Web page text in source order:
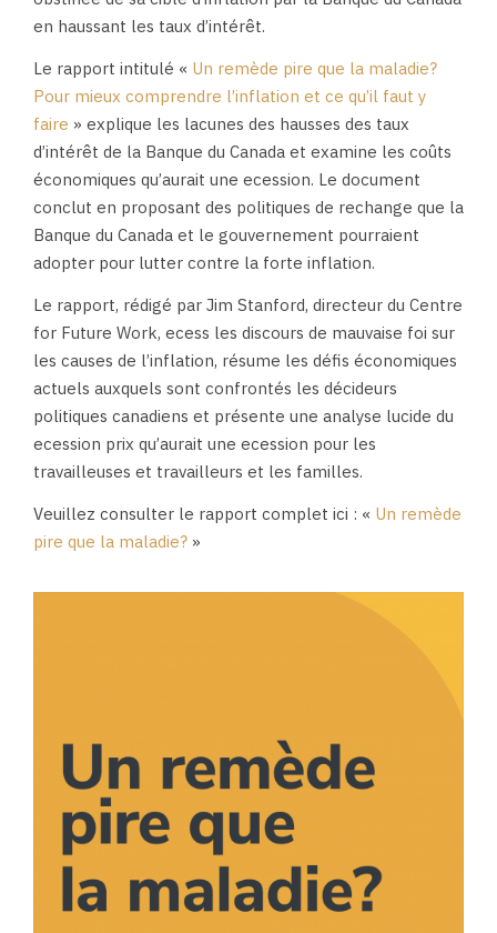
en haussant les taux d’intérêt.
Le rapport intitulé « Un remède pire que la maladie?
Pour mieux comprendre l’inflation et ce qu’il faut y
faire » explique les lacunes des hausses des taux
d’intérêt de la Banque du Canada et examine les coûts
économiques qu’aurait une ecession. Le document
conclut en proposant des politiques de rechange que la
Banque du Canada et le gouvernement pourraient
adopter pour lutter contre la forte inflation.
Le rapport, rédigé par Jim Stanford, directeur du Centre
for Future Work, ecess les discours de mauvaise foi sur
les causes de l’inflation, résume les défis économiques
actuels auxquels sont confrontés les décideurs
politiques canadiens et présente une analyse lucide du
ecession prix qu’aurait une ecession pour les
travailleuses et travailleurs et les familles.
Veuillez consulter le rapport complet ici : « Un remède
pire que la maladie? »